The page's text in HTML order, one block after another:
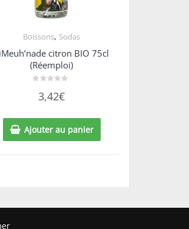
Boissons, Sodas
citron BIO 75cl
(Réemploi)
sur
3,42€
Ajouter au panier